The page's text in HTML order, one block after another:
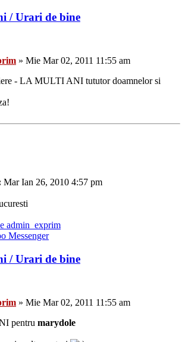
/ Urari de bine
» Mie Mar 02, 2011 11:55 am
- LA MULTI ANI tututor doamnelor si
Mar Ian 26, 2010 4:57 pm
admin_exprim
Messenger
/ Urari de bine
» Mie Mar 02, 2011 11:55 am
pentru marydole